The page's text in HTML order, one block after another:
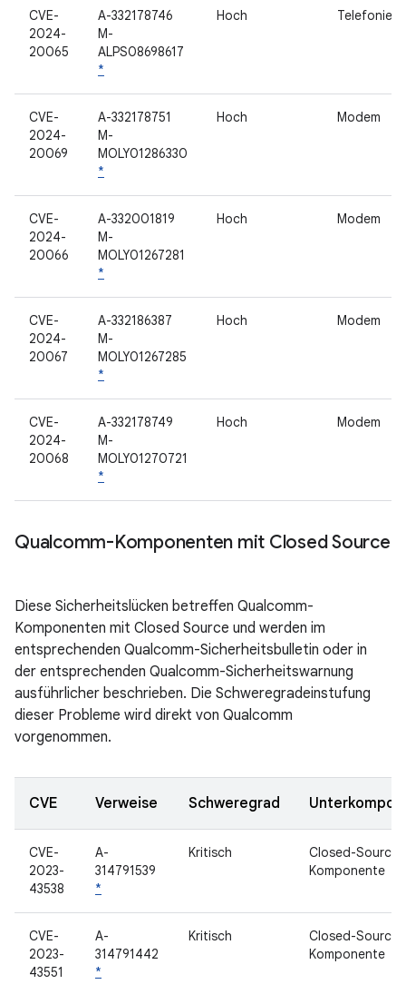
CVE-
2024-
20065
A-332178746
M-
ALPS08698617
*
Hoch Telefonie
CVE-
2024-
20069
A-332178751
M-
MOLY01286330
*
Hoch Modem
CVE-
2024-
20066
A-332001819
M-
MOLY01267281
*
Hoch Modem
CVE-
2024-
20067
A-332186387
M-
MOLY01267285
*
Hoch Modem
CVE-
2024-
20068
A-332178749
M-
MOLY01270721
*
Hoch Modem
Qualcomm-Komponenten mit Closed Source
Diese Sicherheitslücken betreffen Qualcomm-
Komponenten mit Closed Source und werden im
entsprechenden Qualcomm-Sicherheitsbulletin oder in
der entsprechenden Qualcomm-Sicherheitswarnung
ausführlicher beschrieben. Die Schweregradeinstufung
dieser Probleme wird direkt von Qualcomm
vorgenommen.
CVE Verweise Schweregrad
CVE-
2023-
43538
A-
314791539
*
Kritisch
Closed-Source-
Komponente
CVE-
2023-
43551
A-
314791442
*
Kritisch
Closed-Source-
Komponente